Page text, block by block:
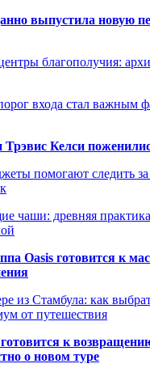
выпустила новую
благополучия:
входа стал важным
Келси
помогают следить
чаши: древняя
Oasis готовится к
из Стамбула: как
от путешествия
к
о новом туре